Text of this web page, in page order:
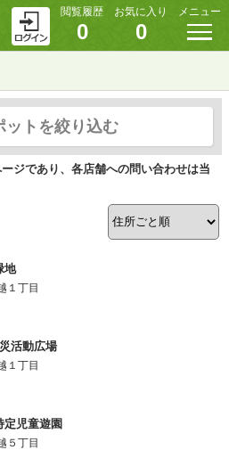
閲覧履歴
0
お気に入り
0
メニュー
ットを絞り込む
ジであり、各店舗への問い合わせは当
地
１丁目
活動広場
１丁目
定児童遊園
５丁目